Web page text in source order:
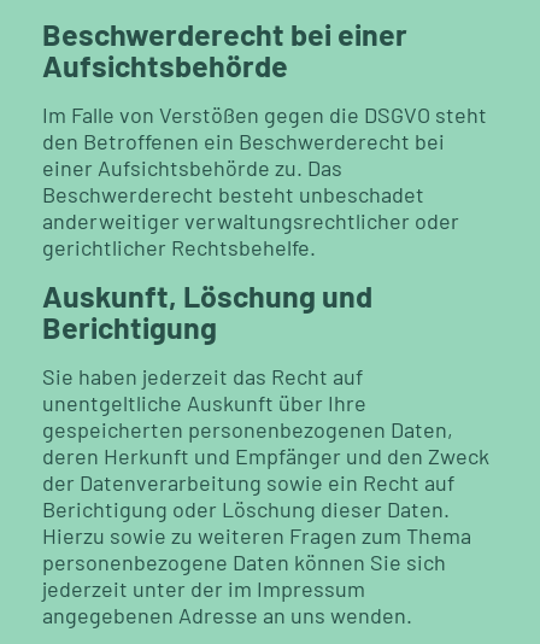
Beschwerderecht bei einer
Aufsichtsbehörde
Im Falle von Verstößen gegen die DSGVO steht
den Betroffenen ein Beschwerderecht bei
einer Aufsichtsbehörde zu. Das
Beschwerderecht besteht unbeschadet
anderweitiger verwaltungsrechtlicher oder
gerichtlicher Rechtsbehelfe.
Auskunft, Löschung und
Berichtigung
Sie haben jederzeit das Recht auf
unentgeltliche Auskunft über Ihre
gespeicherten personenbezogenen Daten,
deren Herkunft und Empfänger und den Zweck
der Datenverarbeitung sowie ein Recht auf
Berichtigung oder Löschung dieser Daten.
Hierzu sowie zu weiteren Fragen zum Thema
personenbezogene Daten können Sie sich
jederzeit unter der im Impressum
angegebenen Adresse an uns wenden.